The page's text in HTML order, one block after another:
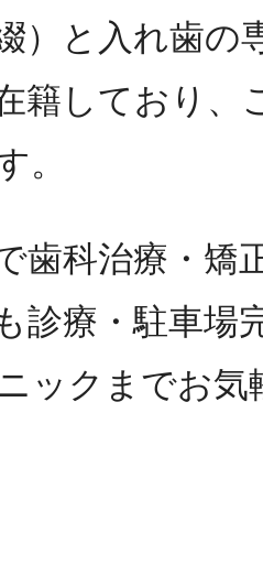
）と入れ歯の
籍しており、
。
歯科治療・矯
診療・駐車場
ックまでお気